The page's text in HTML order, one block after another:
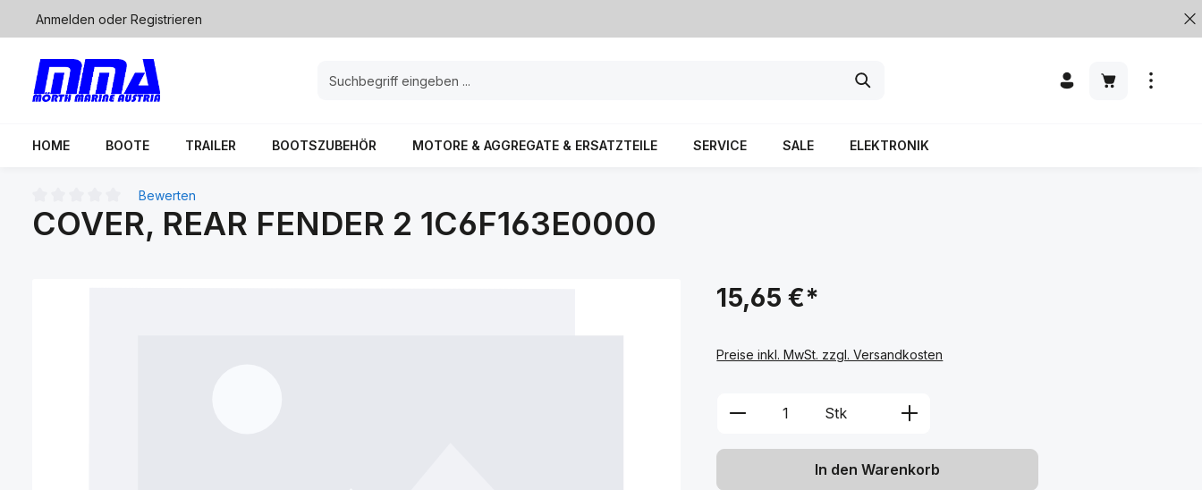
Zur Hauptnavigation springen
Anmelden oder Registrieren
HOME BOOTE TRAILER BOOTSZUBEHÖR MOTORE & AGGREGATE & ERSATZTEILE SERVICE SALE ELEKTRONIK
Durchschnittliche Bewertung von 0 von 5 Sternen
Bewerten
COVER, REAR FENDER 2 1C6F163E0000
15,65 €*
Preise inkl. MwSt. zzgl. Versandkosten
Produkt Anzahl: Gib den gewünschten Wert
Stk
In den Warenkorb